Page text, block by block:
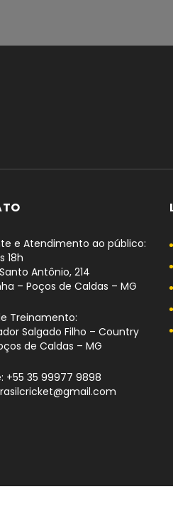
e Atendimento ao público:
18h
Antônio, 214
– Poços de Caldas – MG
Treinamento:
Salgado Filho – Country
de Caldas – MG
+55 35 99977 9898